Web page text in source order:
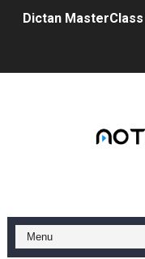
Dictan
Gobernador
Mérida fortalece